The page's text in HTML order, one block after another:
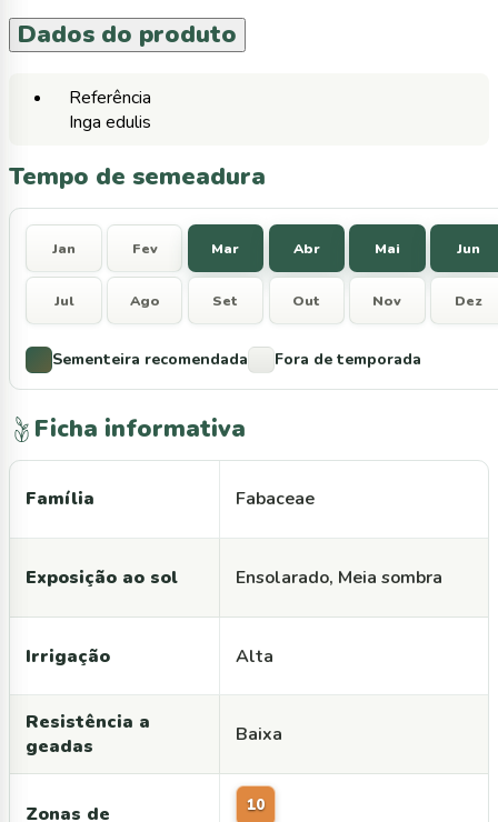
Dados do produto
Referência
Inga edulis
Tempo de semeadura
Jan Fev Mar Abr Mai Jun
Jul Ago Set Out Nov Dez
Sementeira recomendada Fora de temporada
Ficha informativa
Família Fabaceae
Exposição ao sol Ensolarado, Meia sombra
Irrigação Alta
Resistência a
geadas
Baixa
Zonas de 10